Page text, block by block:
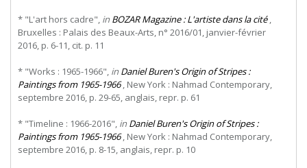
* "L'art hors cadre", in BOZAR Magazine : L'artiste dans la cité,
Bruxelles : Palais des Beaux-Arts, n° 2016/01, janvier-février
2016, p. 6-11, cit. p. 11
* "Works : 1965-1966", in Daniel Buren's Origin of Stripes :
Paintings from 1965-1966, New York : Nahmad Contemporary,
septembre 2016, p. 29-65, anglais, repr. p. 61
* "Timeline : 1966-2016", in Daniel Buren's Origin of Stripes :
Paintings from 1965-1966, New York : Nahmad Contemporary,
septembre 2016, p. 8-15, anglais, repr. p. 10